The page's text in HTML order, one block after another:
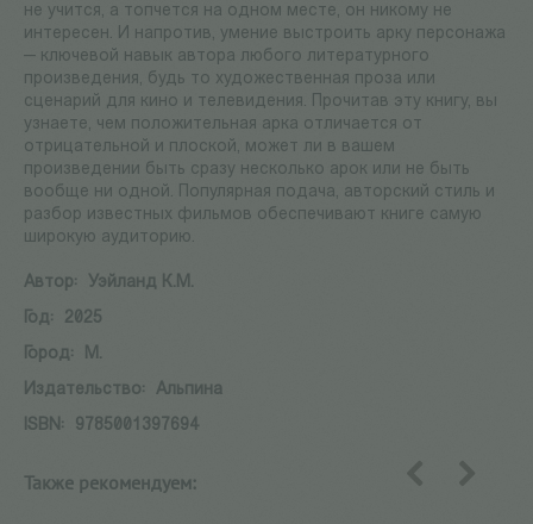
не учится, а топчется на одном месте, он никому не
интересен. И напротив, умение выстроить арку персонажа
— ключевой навык автора любого литературного
произведения, будь то художественная проза или
сценарий для кино и телевидения. Прочитав эту книгу, вы
узнаете, чем положительная арка отличается от
отрицательной и плоской, может ли в вашем
произведении быть сразу несколько арок или не быть
вообще ни одной. Популярная подача, авторский стиль и
разбор известных фильмов обеспечивают книге самую
широкую аудиторию.
Автор:
Уэйланд К.М.
Год:
2025
Город:
М.
Издательство:
Альпина
ISBN:
9785001397694
Также рекомендуем: